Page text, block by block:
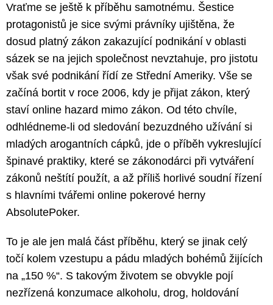
Vraťme se ještě k příběhu samotnému. Šestice
protagonistů je sice svými právníky ujištěna, že
dosud platný zákon zakazující podnikání v oblasti
sázek se na jejich společnost nevztahuje, pro jistotu
však své podnikání řídí ze Střední Ameriky. Vše se
začíná bortit v roce 2006, kdy je přijat zákon, který
staví online hazard mimo zákon. Od této chvíle,
odhlédneme-li od sledování bezuzdného užívání si
mladých arogantních cápků, jde o příběh vykreslující
špinavé praktiky, které se zákonodárci při vytváření
zákonů neštítí použít, a až příliš horlivé soudní řízení
s hlavními tvářemi online pokerové herny
AbsolutePoker.
To je ale jen malá část příběhu, který se jinak celý
točí kolem vzestupu a pádu mladých bohémů žijících
na „150 %“. S takovým životem se obvykle pojí
nezřízená konzumace alkoholu, drog, holdování